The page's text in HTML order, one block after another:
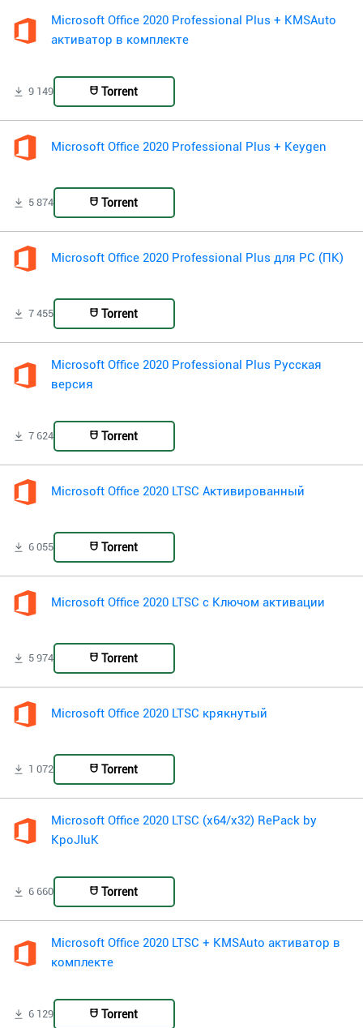
Microsoft Office 2020 Professional Plus + KMSAuto
активатор в комплекте
9 149 Torrent
Microsoft Office 2020 Professional Plus + Keygen
5 874 Torrent
Microsoft Office 2020 Professional Plus для PC (ПК)
7 455 Torrent
Microsoft Office 2020 Professional Plus Русская
версия
7 624 Torrent
Microsoft Office 2020 LTSC Активированный
6 055 Torrent
Microsoft Office 2020 LTSC с Ключом активации
5 974 Torrent
Microsoft Office 2020 LTSC крякнутый
1 072 Torrent
Microsoft Office 2020 LTSC (x64/x32) RePack by
KpoJIuK
6 660 Torrent
Microsoft Office 2020 LTSC + KMSAuto активатор в
комплекте
6 129 Torrent